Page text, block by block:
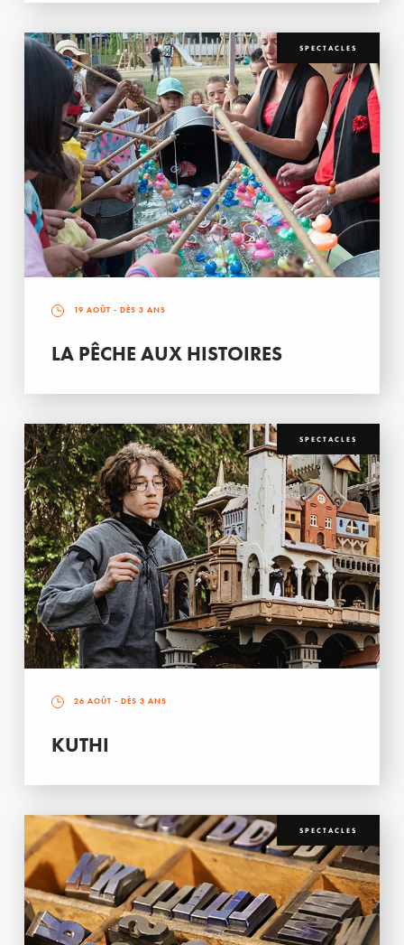
SPECTACLES
19 AOÛT - DÈS 3 ANS
LA PÊCHE AUX HISTOIRES
SPECTACLES
26 AOÛT - DÈS 3 ANS
KUTHI
SPECTACLES